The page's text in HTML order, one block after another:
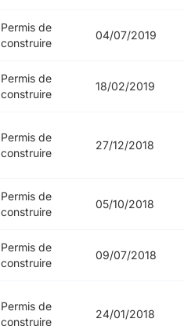
Permis de
construire
04/07/2019
Permis de
construire
18/02/2019
Permis de
construire
27/12/2018
Permis de
construire
05/10/2018
Permis de
construire
09/07/2018
Permis de
construire
24/01/2018